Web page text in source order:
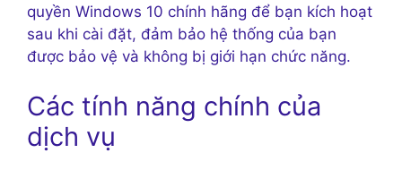
quyền Windows 10 chính hãng để bạn kích hoạt
sau khi cài đặt, đảm bảo hệ thống của bạn
được bảo vệ và không bị giới hạn chức năng.
Các tính năng chính của
dịch vụ